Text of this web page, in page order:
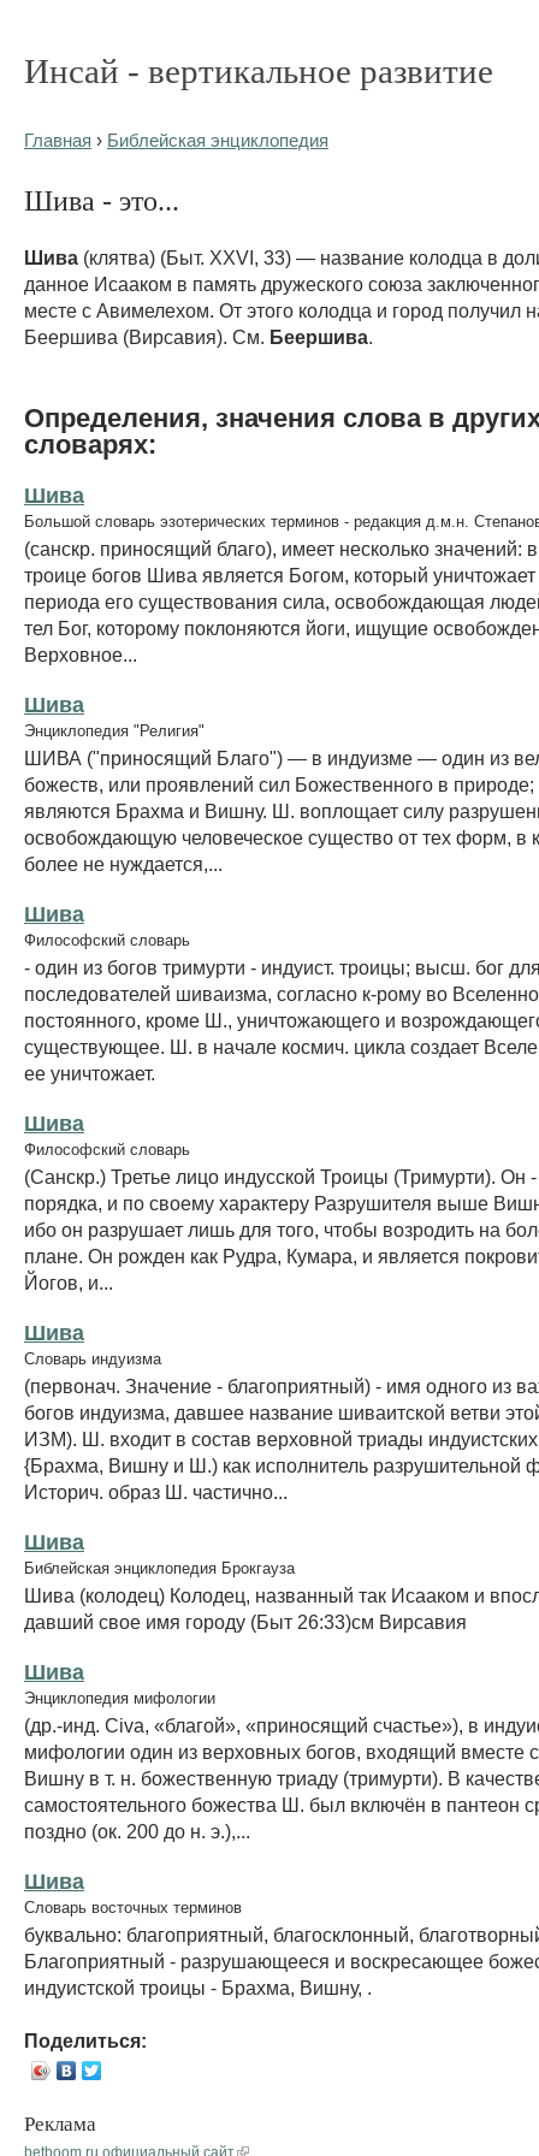
Инсай - вертикальное развитие
Главная › Библейская энциклопедия
Шива - это...
Шива (клятва) (Быт. XXVI, 33) — название колодца в
данное Исааком в память дружеского союза
месте с Авимелехом. От этого колодца и город получил
Беершива (Вирсавия). См. Беершива
Определения, значения слова в
словарях:
Шива
Большой словарь эзотерических терминов - редакция д.м.н.
(санскр. приносящий благо), имеет несколько значений:
троице богов Шива является Богом, который
периода его существования сила, освобождающая
тел Бог, которому поклоняются йоги, ищущие
Верховное...
Шива
Энциклопедия "Религия"
ШИВА ("приносящий Благо") — в индуизме — один из
божеств, или проявлений сил Божественного в
являются Брахма и Вишну. Ш. воплощает силу
освобождающую человеческое существо от тех форм, в
более не нуждается,...
Шива
Философский словарь
- один из богов тримурти - индуист. троицы; высш. бог
последователей шиваизма, согласно к-рому во
постоянного, кроме Ш., уничтожающего и
существующее. Ш. в начале космич. цикла создает
ее уничтожает.
Шива
Философский словарь
(Санскр.) Третье лицо индусской Троицы (Тримурти). Он -
порядка, и по своему характеру Разрушителя выше
ибо он разрушает лишь для того, чтобы возродить на
плане. Он рожден как Рудра, Кумара, и является
Йогов, и...
Шива
Словарь индуизма
(первонач. Значение - благоприятный) - имя одного из
богов индуизма, давшее название шиваитской ветви
ИЗМ). Ш. входит в состав верховной триады
{Брахма, Вишну и Ш.) как исполнитель разрушительной
Историч. образ Ш. частично...
Шива
Библейская энциклопедия Брокгауза
Шива (колодец) Колодец, названный так Исааком и
давший свое имя городу (Быт 26:33)см Вирсавия
Шива
Энциклопедия мифологии
(др.-инд. Civa, «благой», «приносящий счастье»), в
мифологии один из верховных богов, входящий вместе
Вишну в т. н. божественную триаду (тримурти). В
самостоятельного божества Ш. был включён в пантеон
поздно (ок. 200 до н. э.),...
Шива
Словарь восточных терминов
буквально: благоприятный, благосклонный,
Благоприятный - разрушающееся и воскресающее
индуистской троицы - Брахма, Вишну, .
Поделиться:
Реклама
betboom.ru официальный сайт